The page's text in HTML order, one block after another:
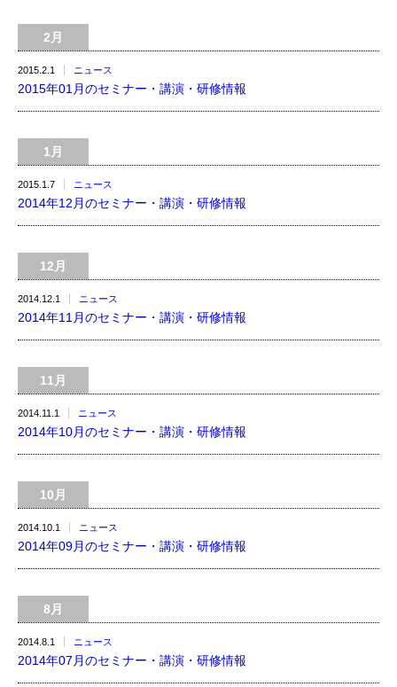
2月
2015.2.1 ニュース
2015年01月のセミナー・講演・研修情報
1月
2015.1.7 ニュース
2014年12月のセミナー・講演・研修情報
12月
2014.12.1 ニュース
2014年11月のセミナー・講演・研修情報
11月
2014.11.1 ニュース
2014年10月のセミナー・講演・研修情報
10月
2014.10.1 ニュース
2014年09月のセミナー・講演・研修情報
8月
2014.8.1 ニュース
2014年07月のセミナー・講演・研修情報